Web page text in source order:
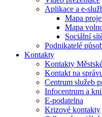
Aplikace a e-
Mapa
Mapa
Sociální
Podnikatelé
Kontakty
Kontakty
Kontakt na
Centrum služeb
Infocentrum a
E-podatelna
Krizové kontakty